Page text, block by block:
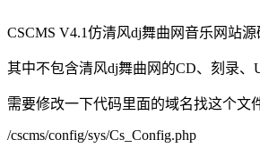
CSCMS V4.1仿清风dj舞曲网音乐网站源
其中不包含清风dj舞曲网的CD、刻录、
需要修改一下代码里面的域名找这个文
/cscms/config/sys/Cs_Config.php